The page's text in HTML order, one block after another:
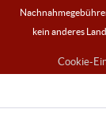
kein anderes
Cookie-